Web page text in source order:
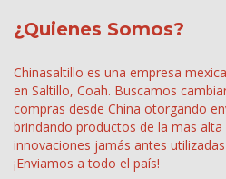
¿Quienes Somos?
Chinasaltillo es una empresa
en Saltillo, Coah. Buscamos
compras desde China otorgando
brindando productos de la mas alta
innovaciones jamás antes
¡Enviamos a todo el país!